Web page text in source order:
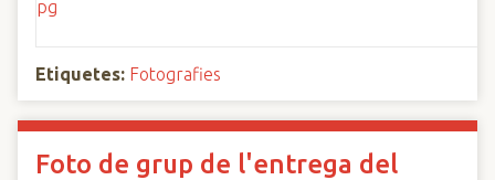
Etiquetes: Fotografies
Foto de grup de l'entrega del